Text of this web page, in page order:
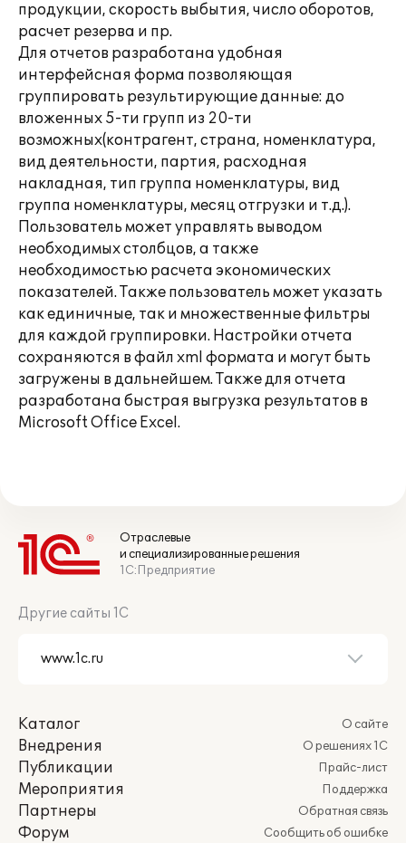
продукции, скорость выбытия, число оборотов,
расчет резерва и пр.
Для отчетов разработана удобная
интерфейсная форма позволяющая
группировать результирующие данные: до
вложенных 5-ти групп из 20-ти
возможных(контрагент, страна, номенклатура,
вид деятельности, партия, расходная
накладная, тип группа номенклатуры, вид
группа номенклатуры, месяц отгрузки и т.д.).
Пользователь может управлять выводом
необходимых столбцов, а также
необходимостью расчета экономических
показателей. Также пользователь может указать
как единичные, так и множественные фильтры
для каждой группировки. Настройки отчета
сохраняются в файл xml формата и могут быть
загружены в дальнейшем. Также для отчета
разработана быстрая выгрузка результатов в
Microsoft Office Excel.
Отраслевые
и специализированные решения
1С:Предприятие
Другие сайты 1С
Каталог
Внедрения
Публикации
Мероприятия
Партнеры
Форум
О сайте
О решениях 1С
Прайс-лист
Поддержка
Обратная связь
Сообщить об ошибке